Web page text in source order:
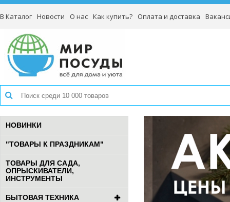
В Каталог Новости О нас Как купить? Оплата и доставка
НОВИНКИ
"ТОВАРЫ К ПРАЗДНИКАМ"
ТОВАРЫ ДЛЯ САДА,
ОПРЫСКИВАТЕЛИ,
ИНСТРУМЕНТЫ
БЫТОВАЯ ТЕХНИКА